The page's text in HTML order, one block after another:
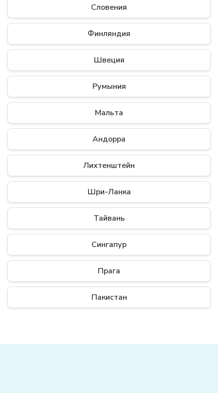
Словения
Финляндия
Швеция
Румыния
Мальта
Андорра
Лихтенштейн
Шри-Ланка
Тайвань
Сингапур
Прага
Пакистан